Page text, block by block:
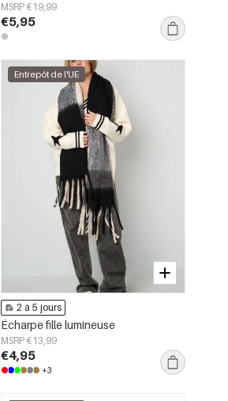
MSRP €19,99
€5,95
Entrepôt de l'UE
2 à 5 jours
Écharpe fille lumineuse
MSRP €13,99
€4,95
+3